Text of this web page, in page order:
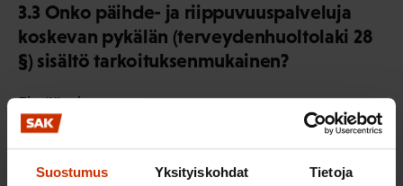
Suostumus Yksityiskohdat Tietoja
3.3 Onko päihde- ja riippuvuuspalveluja
koskevan pykälän (terveydenhuoltolaki 28
§) sisältö tarkoituksenmukainen?
Ei pääosin
Perustele tarvittaessa kantasi:
Työelämänäkökulma ja työterveyshuollon rooli